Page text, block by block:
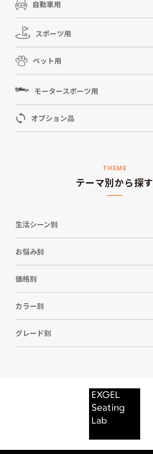
自動車用
スポーツ用
ペット用
モータースポーツ用
オプション品
THEME
テーマ別から探す
生活シーン別
お悩み別
価格別
カラー別
グレード別